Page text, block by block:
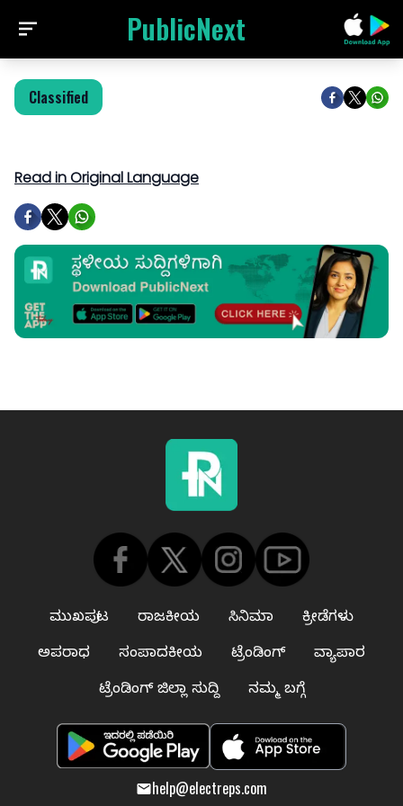
PublicNext
Classified
Read in Original Language
ಮುಖಪುಟ ರಾಜಕೀಯ ಸಿನಿಮಾ
ಕ್ರೀಡೆಗಳು
ಅಪರಾಧ
ಸಂಪಾದಕೀಯ ಟ್ರೆಂಡಿಂಗ್
ವ್ಯಾಪಾರ
ಟ್ರೆಂಡಿಂಗ್ ಜಿಲ್ಲಾ ಸುದ್ದಿ
ನಮ್ಮ ಬಗ್ಗೆ
help@electreps.com